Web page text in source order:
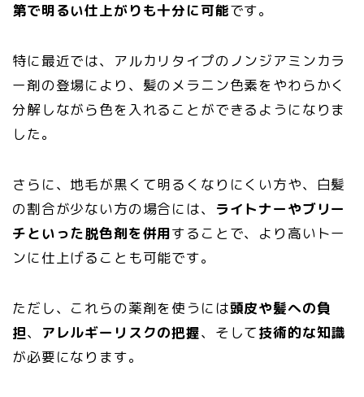
第で明るい仕上がりも十分に可能です。
特に最近では、アルカリタイプのノンジアミンカラ
ー剤の登場により、髪のメラニン色素をやわらかく
分解しながら色を入れることができるようになりま
した。
さらに、地毛が黒くて明るくなりにくい方や、白髪
の割合が少ない方の場合には、 ライトナーやブリー
チといった脱色剤を併用することで、より高いトー
ンに仕上げることも可能です。
ただし、これらの薬剤を使うには頭皮や髪への負
担、 アレルギーリスクの把握、そして技術的な知識
が必要になります。